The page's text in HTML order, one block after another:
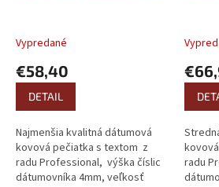
Vypredané
€58,40
DETAIL
Najmenšia kvalitná dátumová
kovová pečiatka s textom z
radu Professional, výška číslic
dátumovníka 4mm, veľkosť
radu